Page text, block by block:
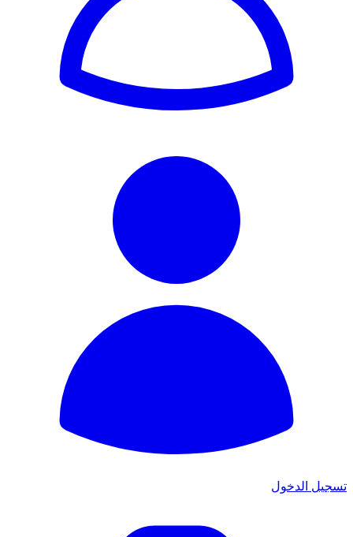
تسجيل الدخول